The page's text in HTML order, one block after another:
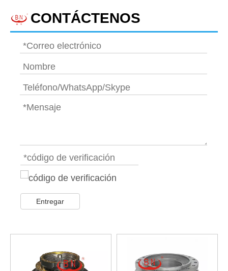
CONTÁCTENOS
Entregar